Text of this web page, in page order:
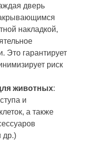
дверь
накладкой,
Это гарантирует
риск
животных:
и
а также
др.)